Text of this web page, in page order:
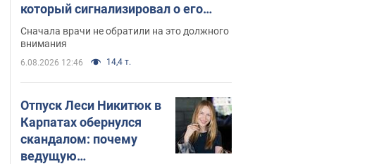
который сигнализировал о его
"агрессивном" раке
Сначала врачи не обратили на это должного
внимания
6.08.2026 12:46 14,4 т.
Отпуск Леси Никитюк в
Карпатах обернулся
скандалом: почему
ведущую